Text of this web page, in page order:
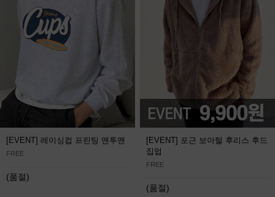
[EVENT] 레이싱컵 프린팅 맨투맨
FREE
(품절)
[EVENT] 포근 보아털 후리스 후드
집업
FREE
(품절)